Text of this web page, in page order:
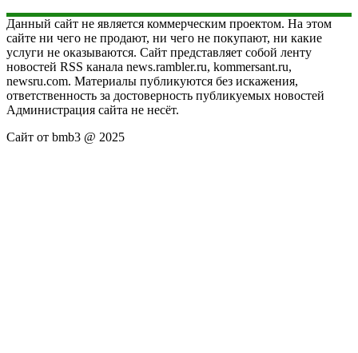
Данный сайт не является коммерческим проектом. На этом
сайте ни чего не продают, ни чего не покупают, ни какие
услуги не оказываются. Сайт представляет собой ленту
новостей RSS канала news.rambler.ru, kommersant.ru,
newsru.com. Материалы публикуются без искажения,
ответственность за достоверность публикуемых новостей
Администрация сайта не несёт.
Сайт от bmb3 @ 2025